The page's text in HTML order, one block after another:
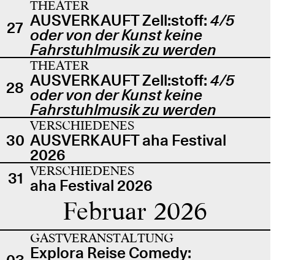
27
THEATER
AUSVERKAUFT Zell:stoff: 4/5
oder von der Kunst keine
Fahrstuhlmusik zu werden
28
THEATER
AUSVERKAUFT Zell:stoff: 4/5
oder von der Kunst keine
Fahrstuhlmusik zu werden
30
VERSCHIEDENES
AUSVERKAUFT aha Festival
2026
31 VERSCHIEDENES
aha Festival 2026
Februar 2026
GASTVERANSTALTUNG
Explora Reise Comedy: